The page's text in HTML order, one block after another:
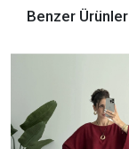
Benzer Ürünler